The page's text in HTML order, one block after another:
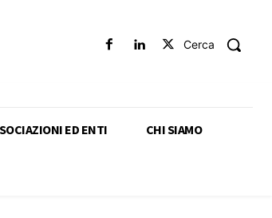
Cerca
ED ENTI CHI SIAMO